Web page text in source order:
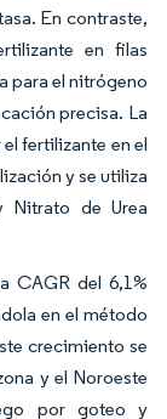
En contraste,
en filas
para el nitrógeno
precisa. La
fertilizante en el
y se utiliza
Nitrato de Urea
CAGR del 6,1%
en el método
crecimiento se
y el Noroeste
por goteo y